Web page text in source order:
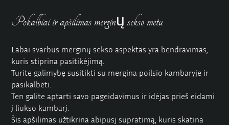
Pokalbiai ir apšilimas merginų sekso metu
Labai svarbus merginų sekso aspektas yra bendravimas,
kuris stiprina pasitikėjimą.
Turite galimybę susitikti su mergina poilsio kambaryje ir
pasikalbėti.
Ten galite aptarti savo pageidavimus ir idėjas prieš eidami
į liukso kambarį.
Šis apšilimas užtikrina abipusį supratimą, kuris skatina